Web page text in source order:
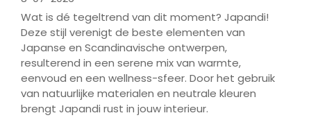
Wat is dé tegeltrend van dit moment? Japandi!
Deze stijl verenigt de beste elementen van
Japanse en Scandinavische ontwerpen,
resulterend in een serene mix van warmte,
eenvoud en een wellness-sfeer. Door het gebruik
van natuurlijke materialen en neutrale kleuren
brengt Japandi rust in jouw interieur.